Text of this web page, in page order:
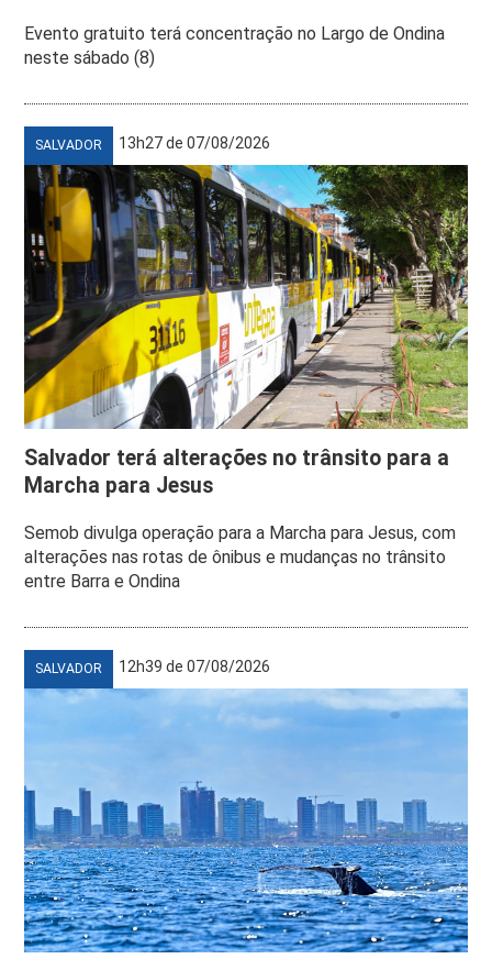
Evento gratuito terá concentração no Largo de Ondina
neste sábado (8)
SALVADOR 13h27 de 07/08/2026
Salvador terá alterações no trânsito para a
Marcha para Jesus
Semob divulga operação para a Marcha para Jesus, com
alterações nas rotas de ônibus e mudanças no trânsito
entre Barra e Ondina
SALVADOR 12h39 de 07/08/2026